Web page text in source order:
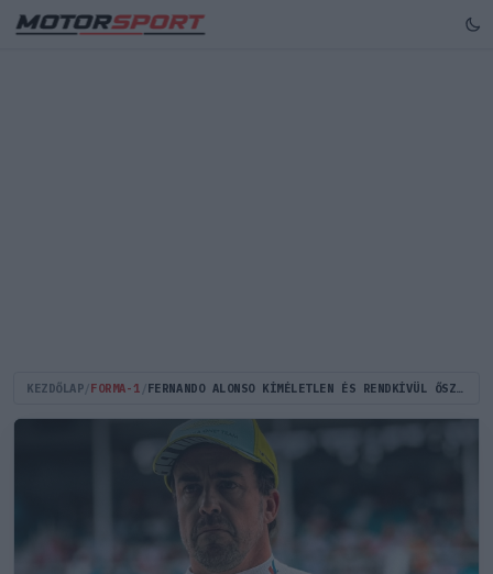
KEZDŐLAP FORMA-1 FERNANDO ALONSO KÍMÉLETLEN ÉS RENDKÍVÜL ŐSZINTE KRITIKÁJA - IGAZA VAN?